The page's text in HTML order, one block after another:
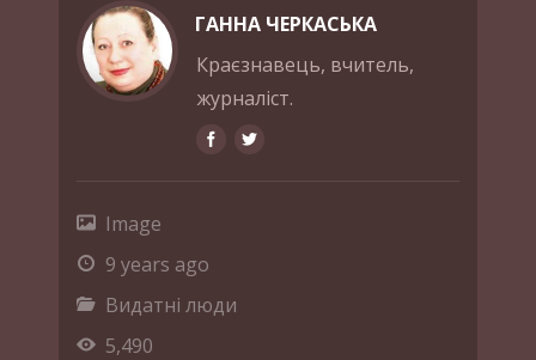
ГАННА ЧЕРКАСЬКА
Краєзнавець, вчитель,
журналіст.
Image
9 years ago
Видатні люди
5,490